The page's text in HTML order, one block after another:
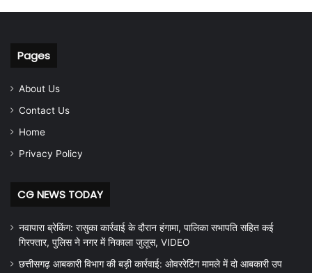
Pages
About Us
Contact Us
Home
Privacy Policy
CG NEWS TODAY
नवापारा ब्रेकिंग: रासुका कार्रवाई के दौरान हंगामा, पालिका सभापति सहित कई
गिरफ्तार, पुलिस ने नगर में निकाला जुलूस, VIDEO
छत्तीसगढ़ आबकारी विभाग की बड़ी कार्रवाई: ओवररेटिंग मामले में दो आबकारी उप